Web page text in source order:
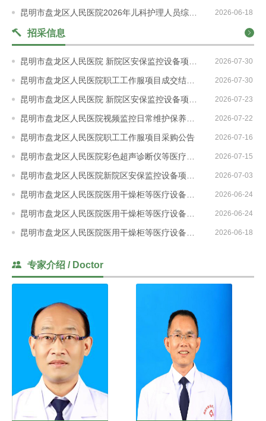
务
公
开
理
园
诉
17:56:17
昆明市盘龙区人民医院2026年儿科护理人员综合成绩公示 2026-06-18
18:19:25
招采信息
昆明市盘龙区人民医院 新院区安保监控设备项目成交结果公示 2026-07-30
14:13:48
昆明市盘龙区人民医院职工工作服项目成交结果公示 2026-07-30
14:01:05
昆明市盘龙区人民医院 新院区安保监控设备项目 项目采购公告 2026-07-23
12:23:40
昆明市盘龙区人民医院视频监控日常维护保养项目院内咨询公告 2026-07-22
17:32:05
昆明市盘龙区人民医院职工工作服项目采购公告 2026-07-16
13:49:55
昆明市盘龙区人民医院彩色超声诊断仪等医疗设备院内咨询公告 2026-07-15
10:39:58
昆明市盘龙区人民医院新院区安保监控设备项目院内咨询公告 2026-07-03
17:07:52
昆明市盘龙区人民医院医用干燥柜等医疗设备采购项目标段2（二次）成交结果公示 2026-06-24
18:57:02
昆明市盘龙区人民医院医用干燥柜等医疗设备采购项目标段1（二次）成交结果公示 2026-06-24
18:55:35
昆明市盘龙区人民医院医用干燥柜等医疗设备采购项目采购公告（二次）补充公告 2026-06-18
专家介绍 / Doctor